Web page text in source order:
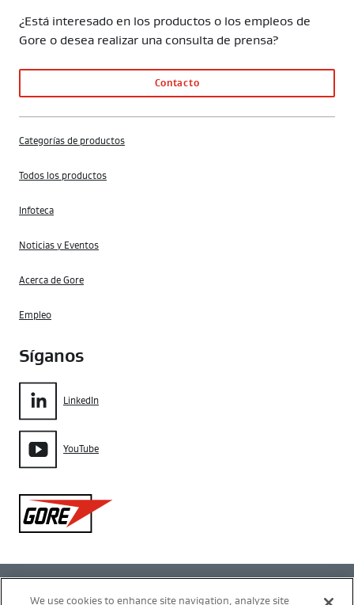
¿Está interesado en los productos o los empleos de
Gore o desea realizar una consulta de prensa?
Contacto
Categorías de productos
Todos los productos
Infoteca
Noticias y Eventos
Acerca de Gore
Empleo
Síganos
LinkedIn
YouTube
Gore
Política de privacidad
We use cookies to enhance site navigation, analyze site